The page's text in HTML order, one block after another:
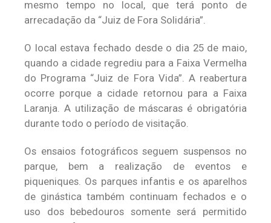
mesmo tempo no local, que terá ponto de
arrecadação da “Juiz de Fora Solidária”.
O local estava fechado desde o dia 25 de maio,
quando a cidade regrediu para a Faixa Vermelha
do Programa “Juiz de Fora Vida”. A reabertura
ocorre porque a cidade retornou para a Faixa
Laranja. A utilização de máscaras é obrigatória
durante todo o período de visitação.
Os ensaios fotográficos seguem suspensos no
parque, bem a realização de eventos e
piqueniques. Os parques infantis e os aparelhos
de ginástica também continuam fechados e o
uso dos bebedouros somente será permitido